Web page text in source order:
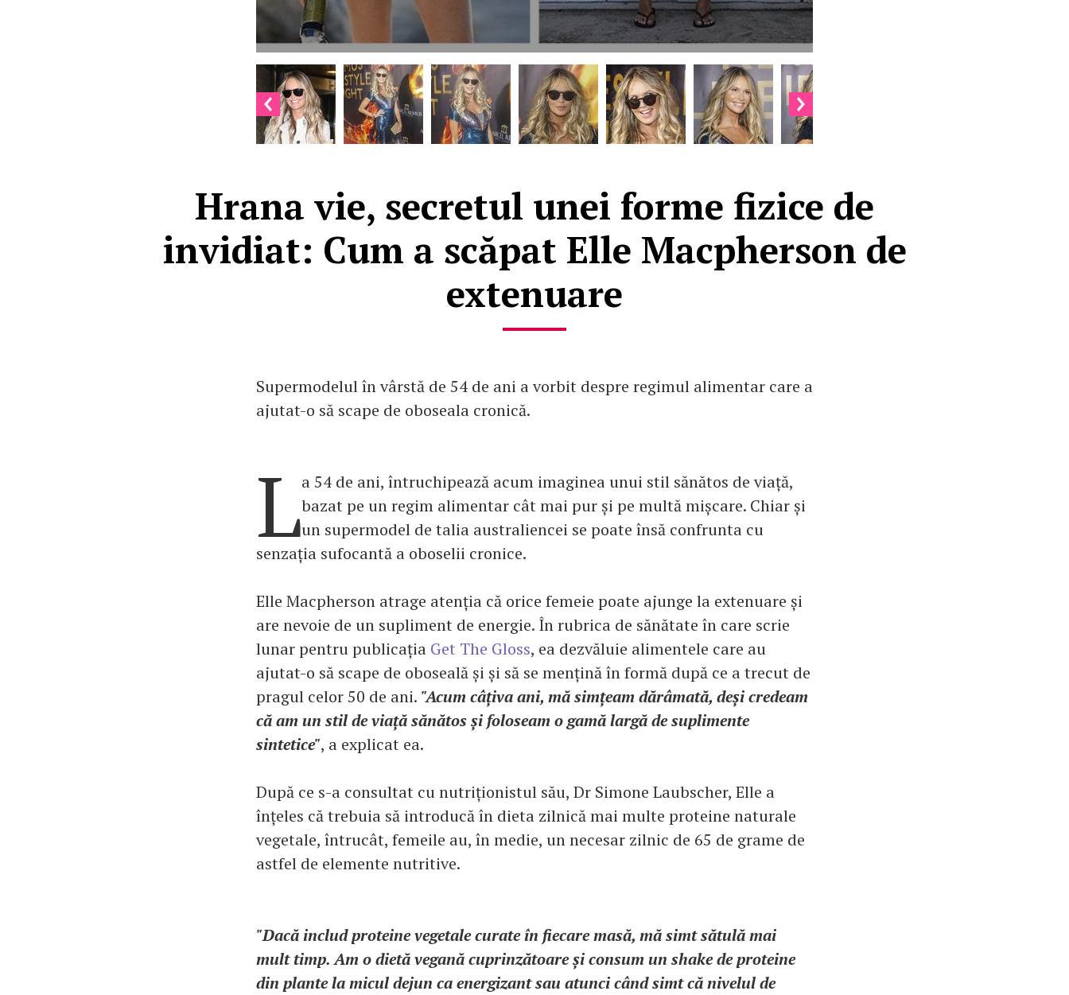
Hrana vie, secretul unei forme fizice de
invidiat: Cum a scăpat Elle Macpherson de
extenuare
Supermodelul în vârstă de 54 de ani a vorbit despre regimul alimentar care a
ajutat-o să scape de oboseala cronică.
La 54 de ani, întruchipează acum imaginea unui stil sănătos de viață,
bazat pe un regim alimentar cât mai pur și pe multă mișcare. Chiar și
un supermodel de talia australiencei se poate însă confrunta cu
senzația sufocantă a oboselii cronice.
Elle Macpherson atrage atenția că orice femeie poate ajunge la extenuare și
are nevoie de un supliment de energie. În rubrica de sănătate în care scrie
lunar pentru publicația Get The Gloss, ea dezvăluie alimentele care au
ajutat-o să scape de oboseală și și să se mențină în formă după ce a trecut de
pragul celor 50 de ani. "Acum câțiva ani, mă simțeam dărâmată, deși credeam
că am un stil de viață sănătos și foloseam o gamă largă de suplimente
sintetice", a explicat ea.
După ce s-a consultat cu nutriționistul său, Dr Simone Laubscher, Elle a
înțeles că trebuia să introducă în dieta zilnică mai multe proteine naturale
vegetale, întrucât, femeile au, în medie, un necesar zilnic de 65 de grame de
astfel de elemente nutritive.
"Dacă includ proteine vegetale curate în fiecare masă, mă simt sătulă mai
mult timp. Am o dietă vegană cuprinzătoare și consum un shake de proteine
din plante la micul dejun ca energizant sau atunci când simt că nivelul de